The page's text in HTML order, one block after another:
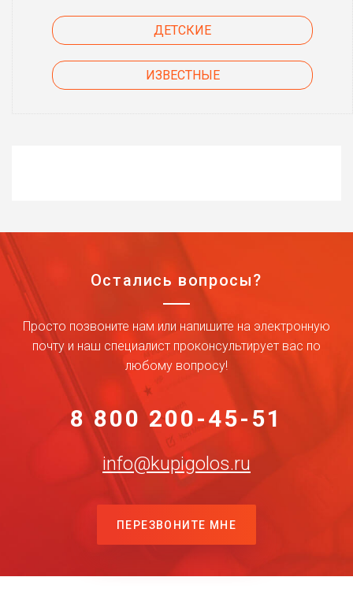
ДЕТСКИЕ
ИЗВЕСТНЫЕ
Остались вопросы?
Просто позвоните нам или напишите на электронную
почту и наш специалист проконсультирует вас по
любому вопросу!
8 800 200-45-51
info@kupigolos.ru
ПЕРЕЗВОНИТЕ МНЕ